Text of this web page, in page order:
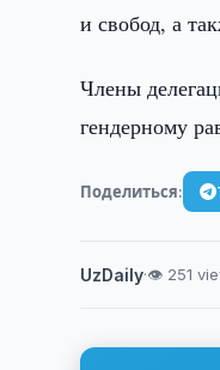
и свобод, а
Члены
гендерному
Поделиться:
UzDaily·👁 251